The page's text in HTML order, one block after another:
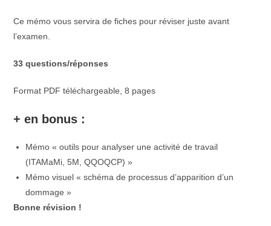
Ce mémo vous servira de fiches pour réviser juste avant
l’examen.
33 questions/réponses
Format PDF téléchargeable, 8 pages
+ en bonus :
Mémo « outils pour analyser une activité de travail
(ITAMaMi, 5M, QQOQCP) »
Mémo visuel « schéma de processus d’apparition d’un
dommage »
Bonne révision !